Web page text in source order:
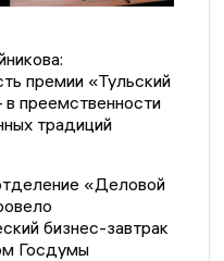
премии «Тульский
преемственности
традиций
«Деловой
бизнес-завтрак
Госдумы